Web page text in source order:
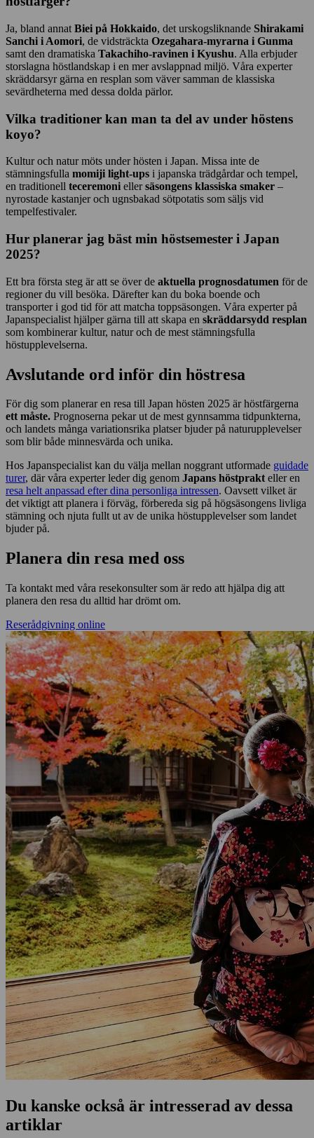
Ja, bland annat Biei på Hokkaido, det urskogsliknande Shirakami
Sanchi i Aomori, de vidsträckta Ozegahara-myrarna i Gunma
samt den dramatiska Takachiho-ravinen i Kyushu. Alla erbjuder
storslagna höstlandskap i en mer avslappnad miljö. Våra experter
skräddarsyr gärna en resplan som väver samman de klassiska
sevärdheterna med dessa dolda pärlor.
Vilka traditioner kan man ta del av under höstens
koyo?
Kultur och natur möts under hösten i Japan. Missa inte de
stämningsfulla momiji light-ups i japanska trädgårdar och tempel,
en traditionell teceremoni ellersäsongens klassiska smaker –
nyrostade kastanjer och ugnsbakad sötpotatis som säljs vid
tempelfestivaler.
Hur planerar jag bäst min höstsemester i Japan
2025?
Ett bra första steg är att se över de aktuella prognosdatumen för de
regioner du vill besöka. Därefter kan du boka boende och
transporter i god tid för att matcha toppsäsongen. Våra experter på
Japanspecialist hjälper gärna till att skapa en skräddarsydd resplan
som kombinerar kultur, natur och de mest stämningsfulla
höstupplevelserna.
Avslutande ord inför din höstresa
För dig som planerar en resa till Japan hösten 2025 är höstfärgerna
ett måste. Prognoserna pekar ut de mest gynnsamma tidpunkterna,
och landets många variationsrika platser bjuder på naturupplevelser
som blir både minnesvärda och unika.
Hos Japanspecialist kan du välja mellan noggrant utformade guidade
turer, där våra experter leder dig genom Japans höstprakteller en
resa helt anpassad efter dina personliga intressen. Oavsett vilket är
det viktigt att planera i förväg, förbereda sig på högsäsongens livliga
stämning och njuta fullt ut av de unika höstupplevelser som landet
bjuder på.
Planera din resa med oss
Ta kontakt med våra resekonsulter som är redo att hjälpa dig att
planera den resa du alltid har drömt om.
Reserådgivning online
Du kanske också är intresserad av dessa
artiklar